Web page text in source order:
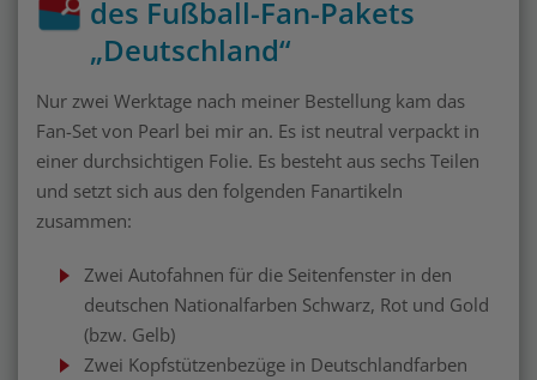
des Fußball-Fan-Pakets
„Deutschland“
Nur zwei Werktage nach meiner Bestellung kam das
Fan-Set von Pearl bei mir an. Es ist neutral verpackt in
einer durchsichtigen Folie. Es besteht aus sechs Teilen
und setzt sich aus den folgenden Fanartikeln
zusammen:
Zwei Autofahnen für die Seitenfenster in den
deutschen Nationalfarben Schwarz, Rot und Gold
(bzw. Gelb)
Zwei Kopfstützenbezüge in Deutschlandfarben